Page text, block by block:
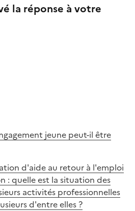
la réponse à votre
jeune peut-il être
d'aide au retour à l'emploi
: quelle est la situation des
activités professionnelles
d'entre elles ?